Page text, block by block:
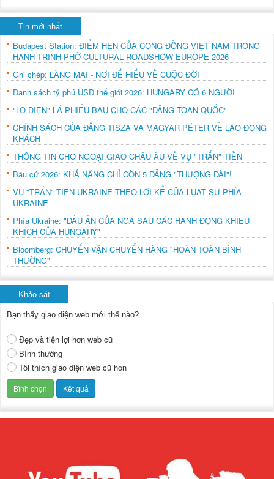
Tin mới nhất
Budapest Station: ĐIỂM HẸN CỦA CỘNG ĐỒNG VIỆT NAM TRONG
HÀNH TRÌNH PHỞ CULTURAL ROADSHOW EUROPE 2026
Ghi chép: LÀNG MAI - NƠI ĐỂ HIỂU VỀ CUỘC ĐỜI
Danh sách tỷ phú USD thế giới 2026: HUNGARY CÓ 6 NGƯỜI
"LỘ DIỆN" LÁ PHIẾU BẦU CHO CÁC "ĐẢNG TOÀN QUỐC"
CHÍNH SÁCH CỦA ĐẢNG TISZA VÀ MAGYAR PÉTER VỀ LAO ĐỘNG
KHÁCH
THÔNG TIN CHO NGOẠI GIAO CHÂU ÂU VỀ VỤ "TRẤN" TIỀN
Bầu cử 2026: KHẢ NĂNG CHỈ CÒN 5 ĐẢNG "THƯỢNG ĐÀI"!
VỤ "TRẤN" TIỀN UKRAINE THEO LỜI KỂ CỦA LUẬT SƯ PHÍA
UKRAINE
Phía Ukraine: "DẤU ẤN CỦA NGA SAU CÁC HÀNH ĐỘNG KHIÊU
KHÍCH CỦA HUNGARY"
Bloomberg: CHUYẾN VẬN CHUYỂN HÀNG "HOÀN TOÀN BÌNH
THƯỜNG"
Khảo sát
Bạn thấy giao diện web mới thế nào?
Đẹp và tiện lợi hơn web cũ
Bình thường
Tôi thích giao diện web cũ hơn